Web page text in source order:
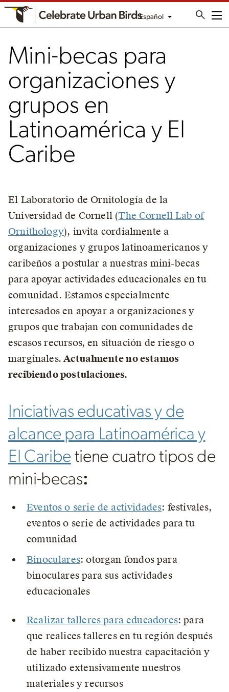
Español
Mini-becas para
organizaciones y
grupos en
Latinoamérica y El
Caribe
El Laboratorio de Ornitología de la
Universidad de Cornell (The Cornell Lab of
Ornithology), invita cordialmente a
organizaciones y grupos latinoamericanos y
caribeños a postular a nuestras mini-becas
para apoyar actividades educacionales en tu
comunidad. Estamos especialmente
interesados en apoyar a organizaciones y
grupos que trabajan con comunidades de
escasos recursos, en situación de riesgo o
marginales. Actualmente no estamos
recibiendo postulaciones.
Iniciativas educativas y de
alcance para Latinoamérica y
El Caribe tiene cuatro tipos de
mini-becas:
Eventos o serie de actividades: festivales,
eventos o serie de actividades para tu
comunidad
Binoculares: otorgan fondos para
binoculares para sus actividades
educacionales
Realizar talleres para educadores: para
que realices talleres en tu región después
de haber recibido nuestra capacitación y
utilizado extensivamente nuestros
materiales y recursos